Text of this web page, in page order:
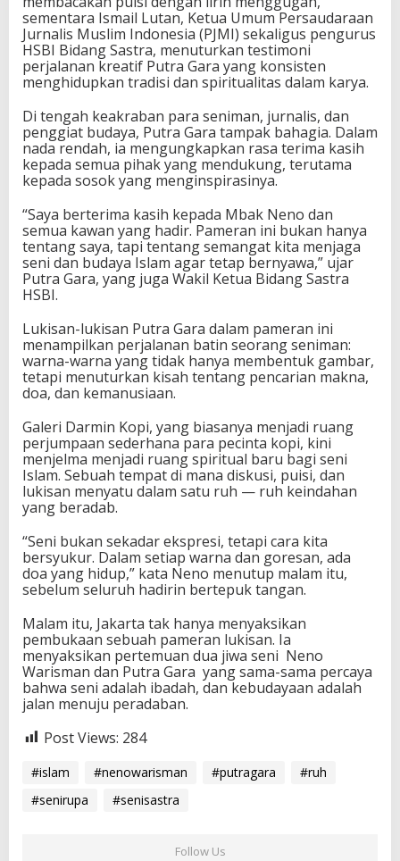
sementara Ismail Lutan, Ketua Umum Persaudaraan
Jurnalis Muslim Indonesia (PJMI) sekaligus pengurus
HSBI Bidang Sastra, menuturkan testimoni
perjalanan kreatif Putra Gara yang konsisten
menghidupkan tradisi dan spiritualitas dalam karya.
Di tengah keakraban para seniman, jurnalis, dan
penggiat budaya, Putra Gara tampak bahagia. Dalam
nada rendah, ia mengungkapkan rasa terima kasih
kepada semua pihak yang mendukung, terutama
kepada sosok yang menginspirasinya.
“Saya berterima kasih kepada Mbak Neno dan
semua kawan yang hadir. Pameran ini bukan hanya
tentang saya, tapi tentang semangat kita menjaga
seni dan budaya Islam agar tetap bernyawa,” ujar
Putra Gara, yang juga Wakil Ketua Bidang Sastra
HSBI.
Lukisan-lukisan Putra Gara dalam pameran ini
menampilkan perjalanan batin seorang seniman:
warna-warna yang tidak hanya membentuk gambar,
tetapi menuturkan kisah tentang pencarian makna,
doa, dan kemanusiaan.
Galeri Darmin Kopi, yang biasanya menjadi ruang
perjumpaan sederhana para pecinta kopi, kini
menjelma menjadi ruang spiritual baru bagi seni
Islam. Sebuah tempat di mana diskusi, puisi, dan
lukisan menyatu dalam satu ruh — ruh keindahan
yang beradab.
“Seni bukan sekadar ekspresi, tetapi cara kita
bersyukur. Dalam setiap warna dan goresan, ada
doa yang hidup,” kata Neno menutup malam itu,
sebelum seluruh hadirin bertepuk tangan.
Malam itu, Jakarta tak hanya menyaksikan
pembukaan sebuah pameran lukisan. Ia
menyaksikan pertemuan dua jiwa seni Neno
Warisman dan Putra Gara yang sama-sama percaya
bahwa seni adalah ibadah, dan kebudayaan adalah
jalan menuju peradaban.
Post Views: 284
#islam #nenowarisman #putragara
#ruh
#senirupa
#senisastra
Follow Us